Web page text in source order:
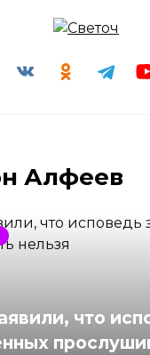
Алфеев
что